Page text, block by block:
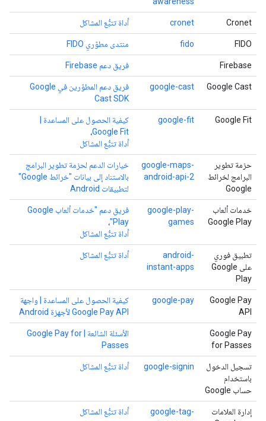
Cronet
cronet أداة تتبُّع المشاكل
FIDO
fido منتدى مطوّري FIDO
Firebase فريق دعم Firebase
Google Cast
google-cast
فريق دعم المطوّرين في Google
Cast SDK
Google Fit
google-fit
كيفية الحصول على المساعدة |
Google Fit،
أداة تتبُّع المشاكل
حزمة تطوير
البرامج لخرائط
Google
google-maps-
android-api-2
خيارات الدعم لحزمة تطوير البرامج
بالاستناد إلى بيانات "خرائط Google"
لتطبيقات Android
خدمات ألعاب
Google Play
google-play-
games
فريق دعم "خدمات ألعاب Google
Play" ،
أداة تتبُّع المشاكل
تطبيق فوري
على Google
Play
android-
instant-apps
أداة تتبُّع المشاكل
Google Pay
API
google-pay
كيفية الحصول على المساعدة | واجهة
Google Pay API لأجهزة Android
Google Pay
for Passes
الأسئلة الشائعة | Google Pay for
Passes
تسجيل الدخول
باستخدام
حساب Google
google-signin أداة تتبُّع المشاكل
إدارة العلامات
google-tag-
أداة تتبُّع المشاكل